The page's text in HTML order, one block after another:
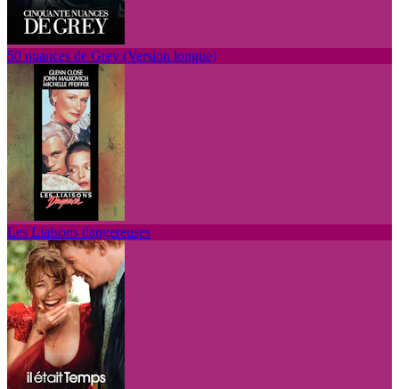
50 nuances de Grey (Version longue)
Les Liaisons dangereuses